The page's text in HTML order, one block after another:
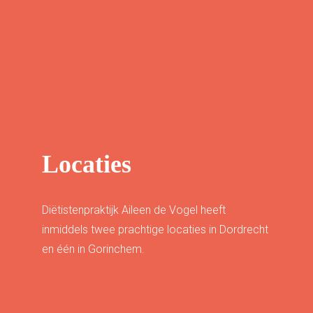
Locaties
Diëtistenpraktijk Aileen de Vogel heeft
inmiddels twee prachtige locaties in Dordrecht
en één in Gorinchem.